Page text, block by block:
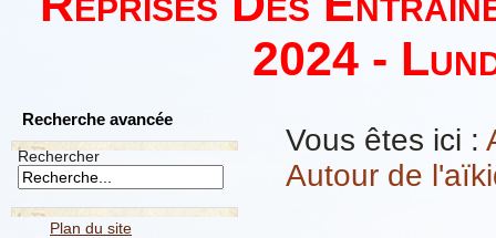
2024 -
Recherche avancée
Rechercher
Plan du site
Vous êtes ici :
Autour de